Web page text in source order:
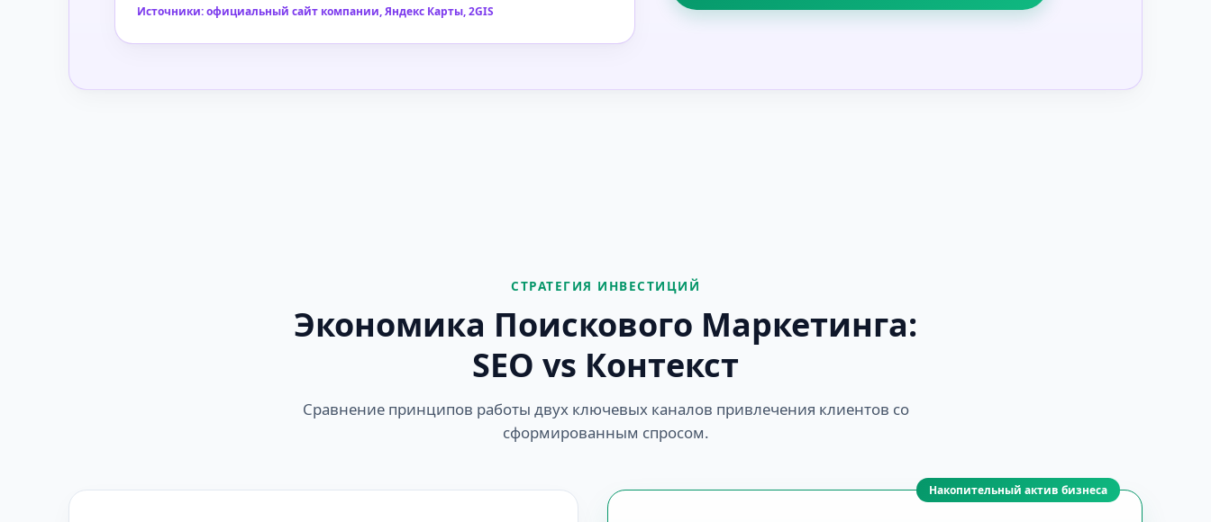
Источники: официальный сайт компании, Яндекс Карты, 2GIS
СТРАТЕГИЯ ИНВЕСТИЦИЙ
Экономика Поискового Маркетинга:
SEO vs Контекст
Сравнение принципов работы двух ключевых каналов привлечения клиентов со
сформированным спросом.
Накопительный актив бизнеса